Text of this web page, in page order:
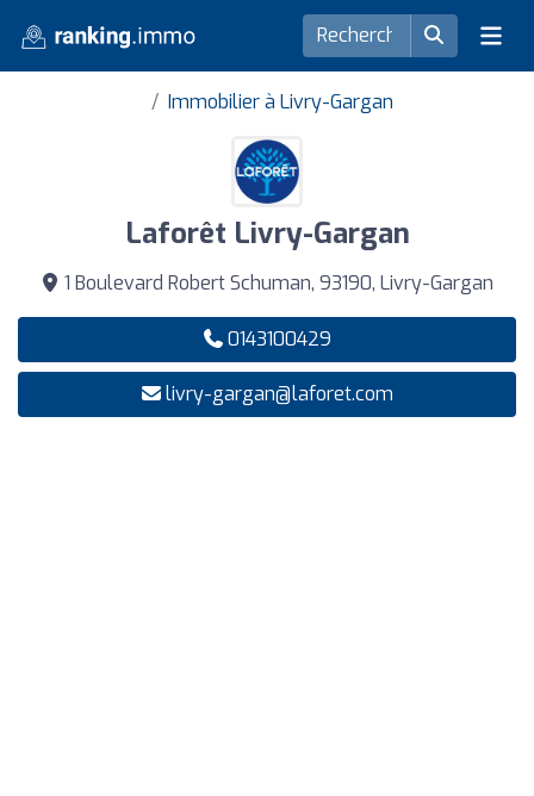
Immobilier à Livry-Gargan
Laforêt Livry-Gargan
1 Boulevard Robert Schuman, 93190, Livry-Gargan
0143100429
livry-gargan@laforet.com